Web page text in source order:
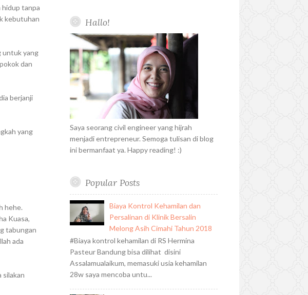
hidup tanpa
kebutuhan
untuk yang
dan
berjanji
yang
hehe.
Kuasa,
tabungan
ada
silakan
k
s
b
e
e
s
t
i
n
c
h
f
o
r
:
Hallo!
Saya seorang civil engineer yang hijrah
menjadi entrepreneur. Semoga tulisan di blog
ini bermanfaat ya. Happy reading! :)
Popular Posts
Biaya Kontrol Kehamilan dan
Persalinan di Klinik Bersalin
Melong Asih Cimahi Tahun 2018
#Biaya kontrol kehamilan di RS Hermina
Pasteur Bandung bisa dilihat disini
Assalamualaikum, memasuki usia kehamilan
28w saya mencoba untu...